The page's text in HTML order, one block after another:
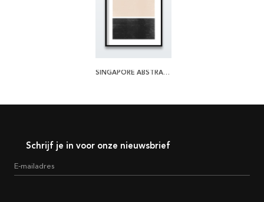
SINGAPORE ABSTRACT POSTER
Schrijf je in voor onze nieuwsbrief
E-mailadres